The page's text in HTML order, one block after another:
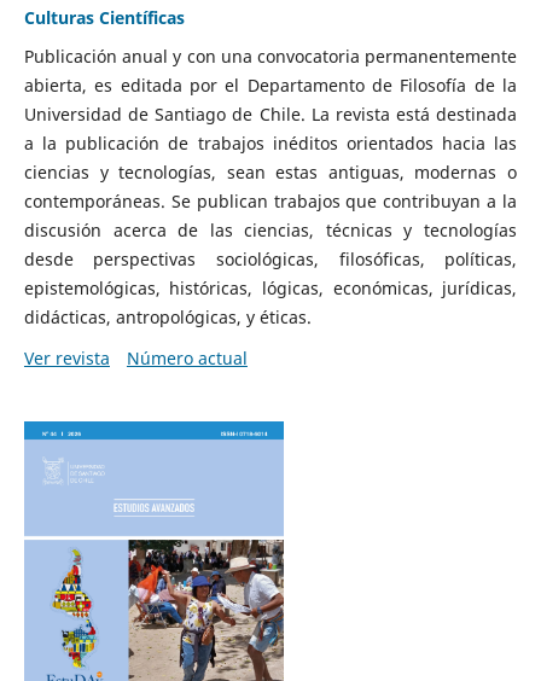
Culturas Científicas
Publicación anual y con una convocatoria permanentemente
abierta, es editada por el Departamento de Filosofía de la
Universidad de Santiago de Chile. La revista está destinada
a la publicación de trabajos inéditos orientados hacia las
ciencias y tecnologías, sean estas antiguas, modernas o
contemporáneas. Se publican trabajos que contribuyan a la
discusión acerca de las ciencias, técnicas y tecnologías
desde perspectivas sociológicas, filosóficas, políticas,
epistemológicas, históricas, lógicas, económicas, jurídicas,
didácticas, antropológicas, y éticas.
Ver revista
Número actual